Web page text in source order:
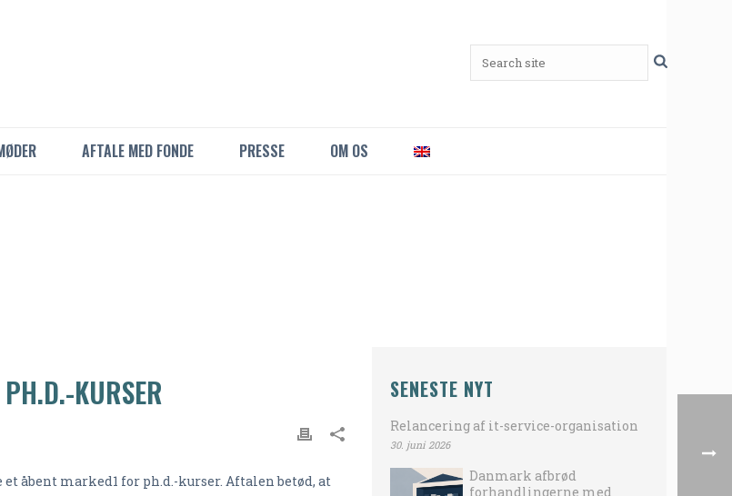
AFTALE MED FONDE PRESSE OM OS
KURSER
åbent marked1 for ph.d.-kurser. Aftalen betød, at
SENESTE NYT
Relancering af it-service-organisation
30. juni 2026
Danmark afbrød
forhandlingerne med